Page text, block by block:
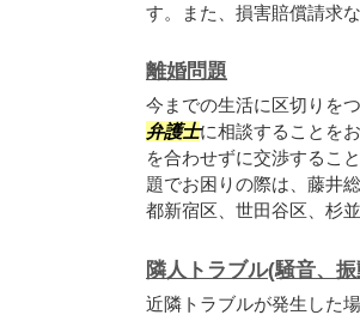
す。また、損害賠償請求
離婚問題
今までの生活に区切りを
弁護士に相談することを
を合わせずに交渉するこ
題でお困りの際は、藤井
都新宿区、世田谷区、杉
隣人トラブル(騒音、
近隣トラブルが発生した